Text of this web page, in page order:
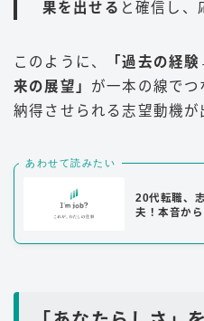
果を出せる と確信し、
このように、
「過去の経
来の展望」 が一本の線でつ
納得させられる志望動機が
あわせて読みたい
20代転職、
夫！本音か